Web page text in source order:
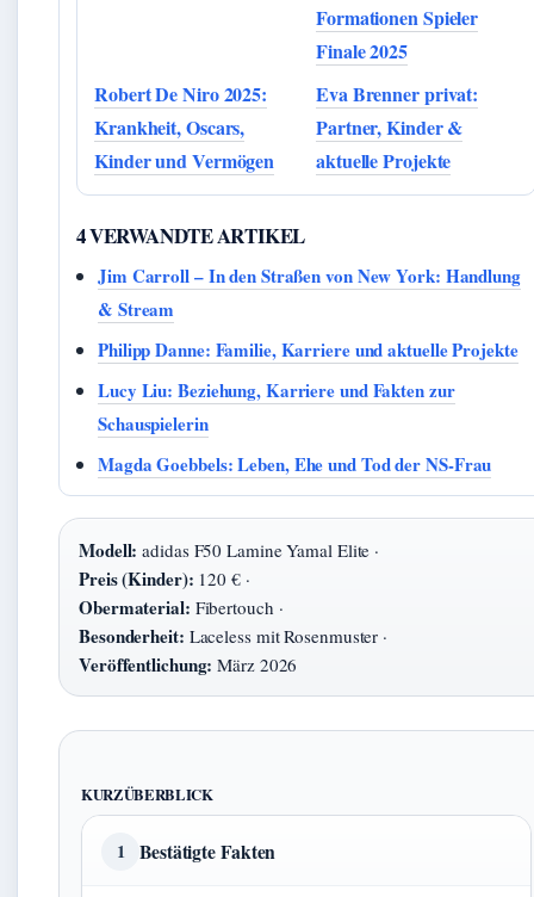
Formationen Spieler
Finale 2025
Robert De Niro 2025:
Krankheit, Oscars,
Kinder und Vermögen
Eva Brenner privat:
Partner, Kinder &
aktuelle Projekte
4 VERWANDTE ARTIKEL
Jim Carroll – In den Straßen von New York: Handlung
& Stream
Philipp Danne: Familie, Karriere und aktuelle Projekte
Lucy Liu: Beziehung, Karriere und Fakten zur
Schauspielerin
Magda Goebbels: Leben, Ehe und Tod der NS-Frau
Modell: adidas F50 Lamine Yamal Elite ·
Preis (Kinder): 120 € ·
Obermaterial: Fibertouch ·
Besonderheit: Laceless mit Rosenmuster ·
Veröffentlichung: März 2026
KURZÜBERBLICK
1 Bestätigte Fakten